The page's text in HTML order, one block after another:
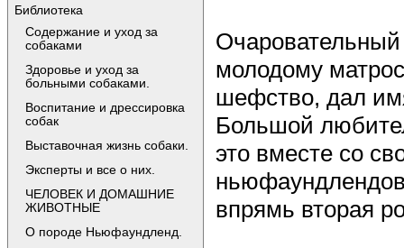
Библиотека
Содержание и уход за
собаками
Здоровье и уход за
больными собаками.
Воспитание и дрессировка
собак
Выставочная жизнь собаки.
Эксперты и все о них.
ЧЕЛОВЕК И ДОМАШНИЕ
ЖИВОТНЫЕ
О породе Ньюфаундленд.
молодому
шефство, дал
Большой
это вместе со
впрямь вторая